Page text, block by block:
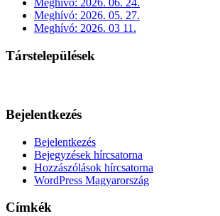
Meghívó: 2026. 05. 27.
Meghívó: 2026. 03 11.
Társtelepülések
Bejelentkezés
Bejelentkezés
Bejegyzések hírcsatorna
Hozzászólások hírcsatorna
WordPress Magyarország
Címkék